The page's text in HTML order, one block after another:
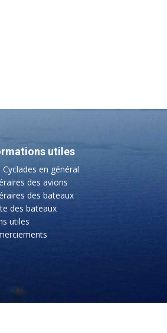
utiles
Cyclades en général
des avions
des bateaux
des bateaux
utiles